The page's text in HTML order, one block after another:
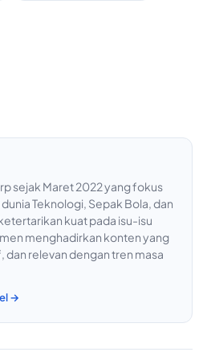
sejak Maret 2022 yang fokus
Teknologi, Sepak Bola, dan
kuat pada isu-isu
menghadirkan konten yang
dan relevan dengan tren masa
→